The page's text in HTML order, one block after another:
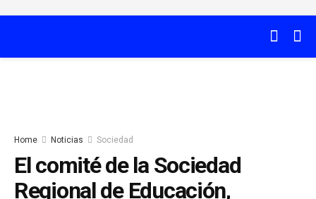
Home Noticias Sociedad
El comité de la Sociedad
Regional de Educación,